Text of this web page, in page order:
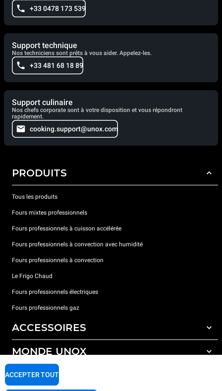
+33 0478 173 539
Support technique
Nos techniciens sont prêts à vous aider. Appelez-les.
+33 481 68 18 89
Support culinaire
Nos chefs corporate sont à votre disposition et vous répondront
rapidement.
cooking.support@unox.com
PRODUITS
Tous les produits
Fours mixtes professionnels
Fours professionnels à cuisson accélérée
Fours professionnels à convection avec humidité
Fours professionnels à convection
Le Frigo Chaud
Fours professionnels électriques
Fours professionnels gaz
ACCESSOIRES
Tous les accessoires
Détergents pour lavage automatique
Détergents pour lavage manuel
MONDE UNOX
Nos bureaux dans le monde
SUPPORT
ACCEPTER TOUT